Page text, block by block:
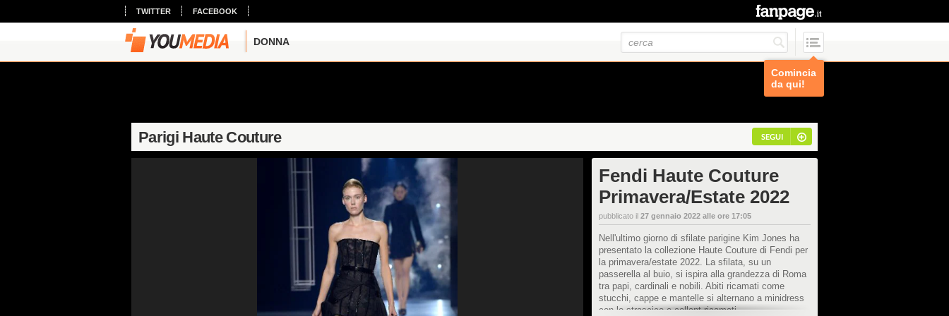
TWITTER FACEBOOK
DONNA
Comincia
da qui!
Parigi Haute Couture SEGUI
Fendi Haute Couture
Primavera/Estate 2022
pubblicato il 27 gennaio 2022 alle ore 17:05
Nell'ultimo giorno di sfilate parigine Kim Jones ha
presentato la collezione Haute Couture di Fendi per
la primavera/estate 2022. La sfilata, su un
passerella al buio, si ispira alla grandezza di Roma
tra papi, cardinali e nobili. Abiti ricamati come
stucchi, cappe e mantelle si alternano a minidress
con lo strascico e collant ricamati.